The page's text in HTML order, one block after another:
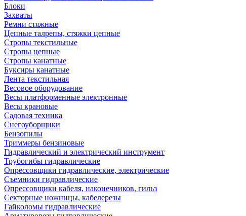
Блоки
Захваты
Ремни стяжные
Цепные талрепы, стяжки цепные
Стропы текстильные
Стропы цепные
Стропы канатные
Буксиры канатные
Лента текстильная
Весовое оборудование
Весы платформенные электронные
Весы крановые
Садовая техника
Снегоуборщики
Бензопилы
Триммеры бензиновые
Гидравлический и электрический инструмент
Трубогибы гидравлические
Опрессовщики гидравлические, электрические
Съемники гидравлические
Опрессовщики кабеля, наконечников, гильз
Секторные ножницы, кабелерезы
Гайколомы гидравлические